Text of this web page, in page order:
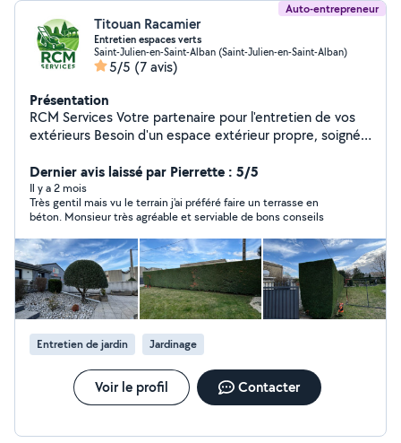
Auto-entrepreneur
Titouan Racamier
Entretien espaces verts
Saint-Julien-en-Saint-Alban (Saint-Julien-en-Saint-Alban)
5/5 (7 avis)
Présentation
RCM Services Votre partenaire pour l'entretien de vos
extérieurs Besoin d'un espace extérieur propre, soigné
réactif, rigoureux et équipé pour tous vos travaux
d'entretien. Tonte de pelouse Taille de haies et
arbustes Débroussaillage (terrains, chemins, talus, etc.)
Nettoyage haute pression (terrasses, murets, allées...)
Élagage (petits et moyens arbres) Interventions rapides
et soignées Devis gratuit et sans engagement Faites
confiance à RCM Services pour un résultat propre, net
et professionnel. Micro entreprise, déclarée.
Dernier avis laissé par Pierrette : 5/5
Il y a 2 mois
Très gentil mais vu le terrain j'ai préféré faire un terrasse en
béton. Monsieur très agréable et serviable de bons conseils
Entretien de jardin Jardinage
Voir le profil Contacter